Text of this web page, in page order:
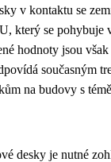
v kontaktu se
který se pohybuje
hodnoty jsou však
současným
na budovy s
desky je nutné